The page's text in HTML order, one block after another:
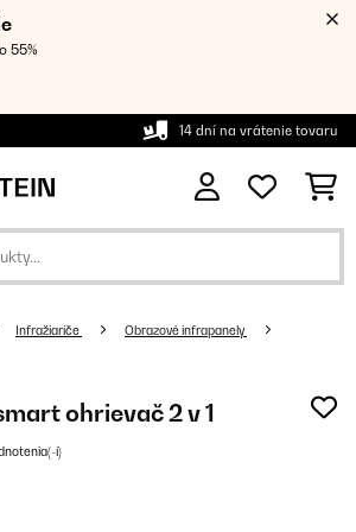
55%
14 dní na vrátenie tovaru
Infražiariče Obrazové infrapanely
ohrievač 2 v 1
í)